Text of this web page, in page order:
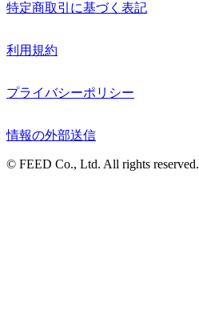
特定商取引に基づく表記
利用規約
プライバシーポリシー
情報の外部送信
© FEED Co., Ltd. All rights reserved.